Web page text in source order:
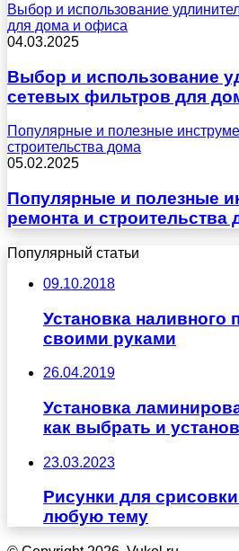
Выбор и использование
для дома и офиса
04.03.2025
Выбор и использование
сетевых фильтров для
Популярные и полезные
строительства дома
05.02.2025
Популярные и полезные
ремонта и строительства
Популярный статьи
09.10.2018
Установка наливного
своими руками
26.04.2019
Установка
как выбрать и
23.03.2023
Рисунки для
любую тему